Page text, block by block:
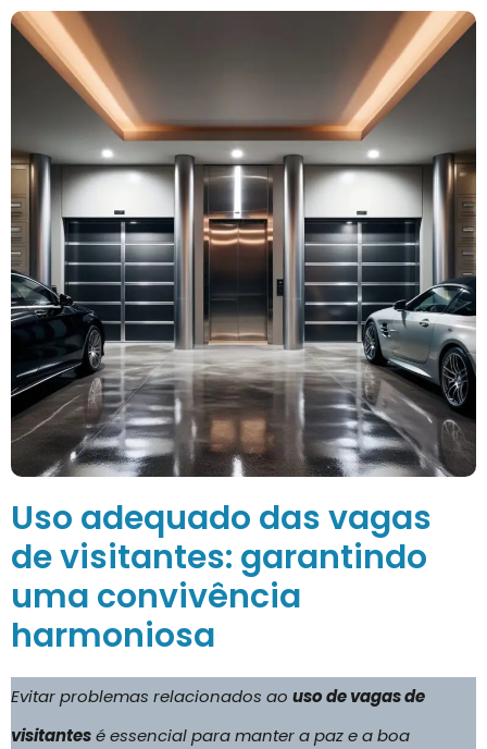
Uso adequado das vagas
de visitantes: garantindo
uma convivência
harmoniosa
Evitar problemas relacionados ao uso de vagas de
visitantesé essencial para manter a paz e a boa